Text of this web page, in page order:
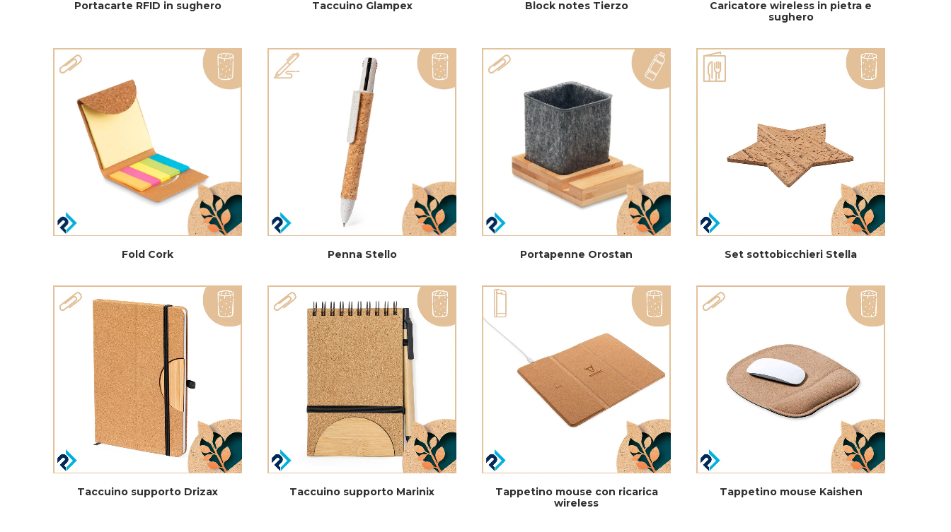
Portacarte RFID in sughero Taccuino Glampex Block notes Tierzo
Caricatore wireless in pietra e
sughero
Fold Cork Penna Stello Portapenne Orostan Set sottobicchieri Stella
Taccuino supporto Drizax Taccuino supporto Marinix
Tappetino mouse con ricarica
wireless
Tappetino mouse Kaishen